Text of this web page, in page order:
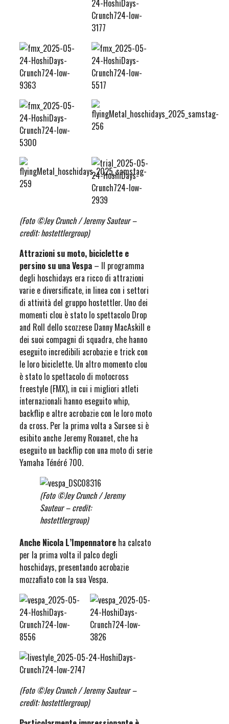
(Foto ©Jey Crunch / Jeremy Sauteur –
credit: hostettlergroup)
Attrazioni su moto, biciclette e
persino su una Vespa – Il programma
degli hoschidays era ricco di attrazioni
varie e diversificate, in linea con i settori
di attività del gruppo hostettler. Uno dei
momenti clou è stato lo spettacolo Drop
and Roll dello scozzese Danny MacAskill e
dei suoi compagni di squadra, che hanno
eseguito incredibili acrobazie e trick con
le loro biciclette. Un altro momento clou
è stato lo spettacolo di motocross
freestyle (FMX), in cui i migliori atleti
internazionali hanno eseguito whip,
backflip e altre acrobazie con le loro moto
da cross. Per la prima volta a Sursee si è
esibito anche Jeremy Rouanet, che ha
eseguito un backflip con una moto di serie
Yamaha Ténéré 700.
(Foto ©Jey Crunch / Jeremy
Sauteur – credit:
hostettlergroup)
Anche Nicola L’Impennatore ha calcato
per la prima volta il palco degli
hoschidays, presentando acrobazie
mozzafiato con la sua Vespa.
(Foto ©Jey Crunch / Jeremy Sauteur –
credit: hostettlergroup)